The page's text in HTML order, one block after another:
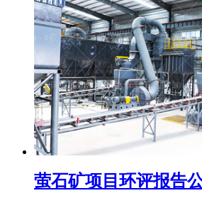
萤石矿项目环评报告